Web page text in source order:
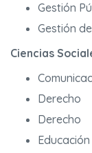
Gestión
Gestión
Ciencias
Derecho
Derecho
Educación